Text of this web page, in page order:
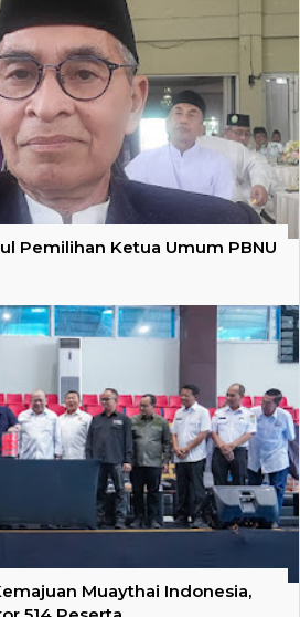
Pemilihan Ketua Umum PBNU
Muaythai Indonesia,